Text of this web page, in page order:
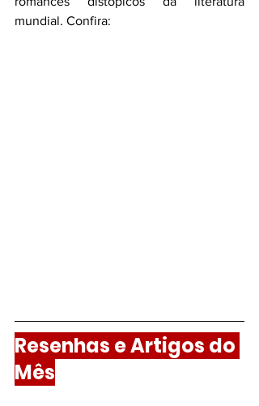
mundial. Confira:
Resenhas e Artigos do
Mês